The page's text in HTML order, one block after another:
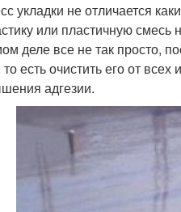
укладки не отличается
или пластичную смесь
деле все не так просто,
есть очистить его от
адгезии.